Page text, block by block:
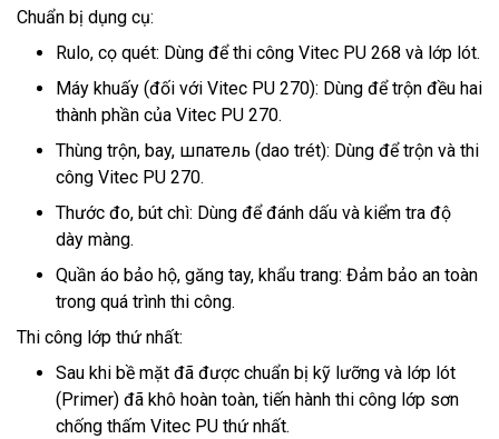
Chuẩn bị dụng cụ:
Rulo, cọ quét: Dùng để thi công Vitec PU 268 và lớp lót.
Máy khuấy (đối với Vitec PU 270): Dùng để trộn đều hai
thành phần của Vitec PU 270.
Thùng trộn, bay, шпатель (dao trét): Dùng để trộn và thi
công Vitec PU 270.
Thước đo, bút chì: Dùng để đánh dấu và kiểm tra độ
dày màng.
Quần áo bảo hộ, găng tay, khẩu trang: Đảm bảo an toàn
trong quá trình thi công.
Thi công lớp thứ nhất:
Sau khi bề mặt đã được chuẩn bị kỹ lưỡng và lớp lót
(Primer) đã khô hoàn toàn, tiến hành thi công lớp sơn
chống thấm Vitec PU thứ nhất.